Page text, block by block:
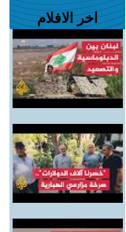
اخر الافلام